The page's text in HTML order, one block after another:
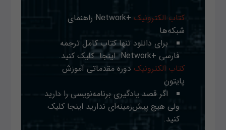
کتاب الکترونیک
+Network راهنمای
شبکه‌ها
برای دانلود تنها کتاب کامل ترجمه
فارسی +Network
اینجا کلیک کنید.
کتاب الکترونیک دوره مقدماتی آموزش
پایتون
اگر قصد یادگیری برنامه‌نویسی را دارید
ولی هیچ پیش‌زمینه‌ای ندارید اینجا کلیک
کنید.